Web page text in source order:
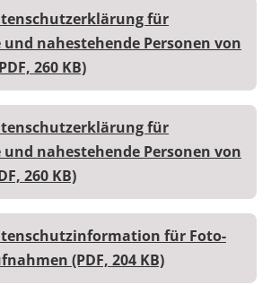
Befreiung
für
und nahestehende Personen von
260 KB)
für
und nahestehende Personen von
260 KB)
für Foto-
(PDF, 204 KB)